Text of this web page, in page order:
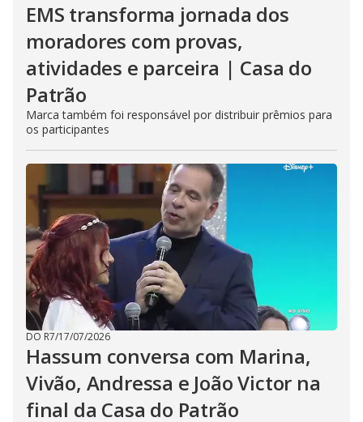
EMS transforma jornada dos
moradores com provas,
atividades e parceira | Casa do
Patrão
Marca também foi responsável por distribuir prêmios para
os participantes
DO R7/17/07/2026
Hassum conversa com Marina,
Vivão, Andressa e João Victor na
final da Casa do Patrão